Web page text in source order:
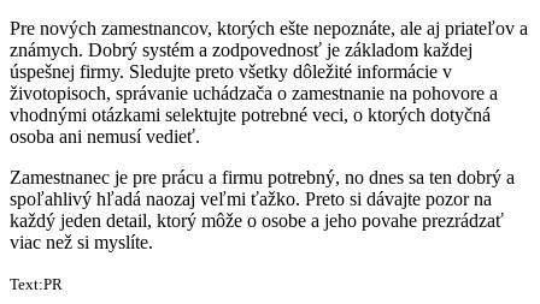
Pre nových zamestnancov, ktorých ešte nepoznáte, ale aj priateľov a
známych. Dobrý systém a zodpovednosť je základom každej
úspešnej firmy. Sledujte preto všetky dôležité informácie v
životopisoch, správanie uchádzača o zamestnanie na pohovore a
vhodnými otázkami selektujte potrebné veci, o ktorých dotyčná
osoba ani nemusí vedieť.
Zamestnanec je pre prácu a firmu potrebný, no dnes sa ten dobrý a
spoľahlivý hľadá naozaj veľmi ťažko. Preto si dávajte pozor na
každý jeden detail, ktorý môže o osobe a jeho povahe prezrádzať
viac než si myslíte.
Text:PR